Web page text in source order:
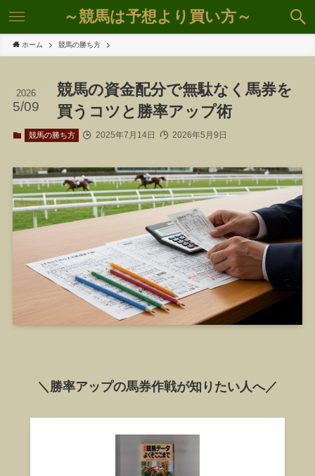
～競馬は予想より買い方～
ホーム 競馬の勝ち方
競馬の資金配分で無駄なく馬券を
買うコツと勝率アップ術
2026
5/09
競馬の勝ち方 2025年7月14日 2026年5月9日
＼勝率アップの馬券作戦が知りたい人へ／